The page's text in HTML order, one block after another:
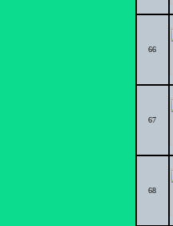
66
67
68